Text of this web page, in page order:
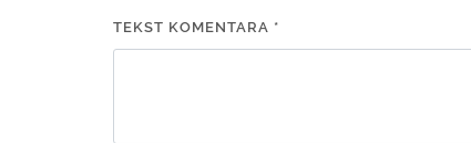
TEKST KOMENTARA *